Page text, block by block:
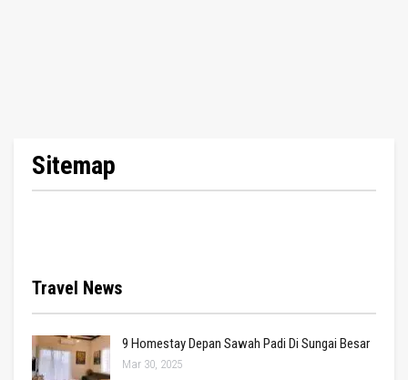
Sitemap
Travel News
9 Homestay Depan Sawah Padi Di Sungai Besar
Mar 30, 2025